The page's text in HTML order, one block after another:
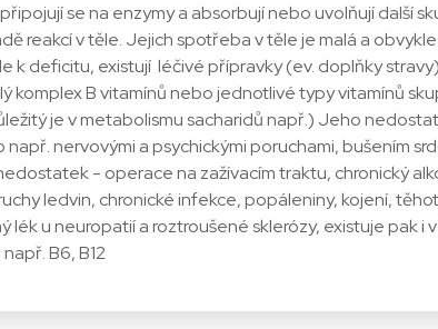
se na enzymy a absorbují nebo uvolňují další
reakcí v těle. Jejich spotřeba v těle je malá a
k deficitu, existují léčivé přípravky (ev. doplňky
komplex B vitamínů nebo jednotlivé typy vitamínů
je v metabolismu sacharidů např.) Jeho
nervovými a psychickými poruchami, bušením
- operace na zažívacím traktu, chronický
ledvin, chronické infekce, popáleniny, kojení,
lék u neuropatií a roztroušené sklerózy, existuje pak i
B6, B12